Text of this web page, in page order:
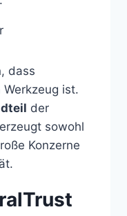
dass
ist.
der
sowohl
Konzerne